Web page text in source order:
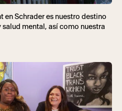
Schrader es nuestro destino
mental, así como nuestra